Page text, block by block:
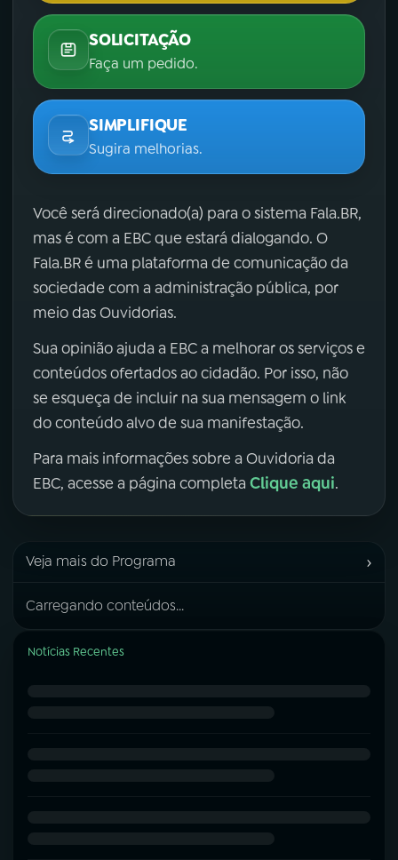
SOLICITAÇÃO
Faça um pedido.
SIMPLIFIQUE
Sugira melhorias.
Você será direcionado(a) para o sistema Fala.BR,
mas é com a EBC que estará dialogando. O
Fala.BR é uma plataforma de comunicação da
sociedade com a administração pública, por
meio das Ouvidorias.
Sua opinião ajuda a EBC a melhorar os serviços e
conteúdos ofertados ao cidadão. Por isso, não
se esqueça de incluir na sua mensagem o link
do conteúdo alvo de sua manifestação.
Para mais informações sobre a Ouvidoria da
EBC, acesse a página completa Clique aqui.
Veja mais do Programa ›
Carregando conteúdos...
Notícias Recentes